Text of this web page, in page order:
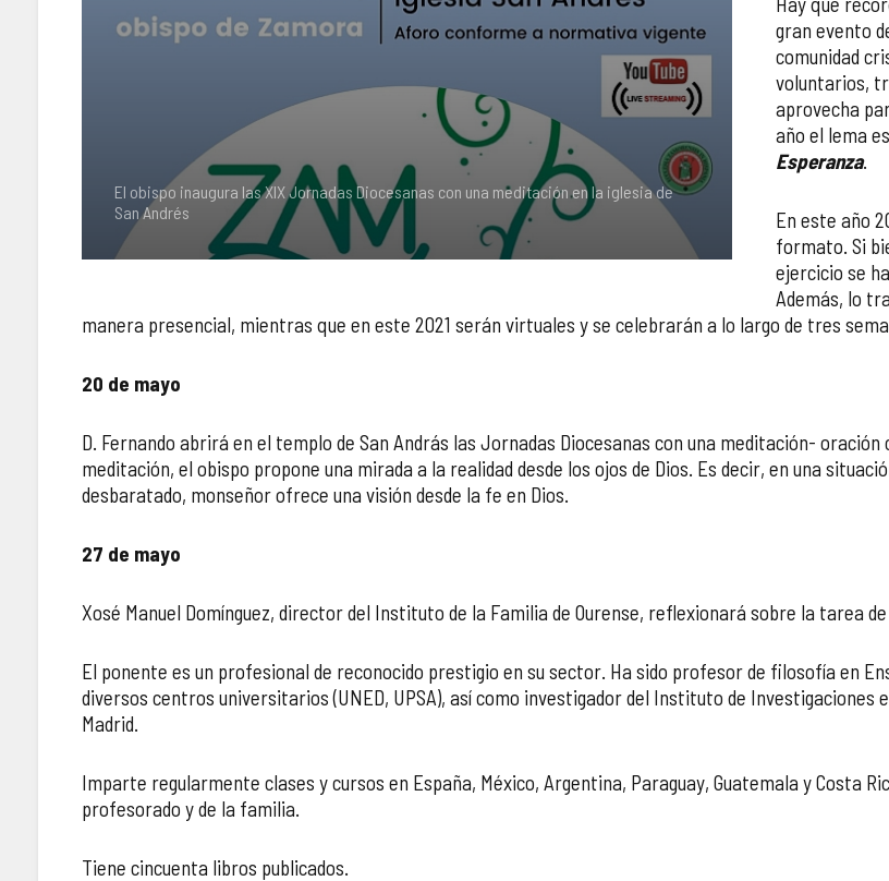
El obispo inaugura las XIX Jornadas Diocesanas con una meditación en la iglesia de
San Andrés
gran evento
comunidad
voluntarios,
aprovecha
año el lema
Esperanza.
En este año
formato. Si
ejercicio se
Además, lo
manera presencial, mientras que en este 2021 serán virtuales y se celebrarán a lo largo de tres
20 de mayo
D. Fernando abrirá en el templo de San András las Jornadas Diocesanas con una meditación-
meditación, el obispo propone una mirada a la realidad desde los ojos de Dios. Es decir, en una
desbaratado, monseñor ofrece una visión desde la fe en Dios.
27 de mayo
Xosé Manuel Domínguez, director del Instituto de la Familia de Ourense, reflexionará sobre la tarea de
El ponente es un profesional de reconocido prestigio en su sector. Ha sido profesor de filosofía en
diversos centros universitarios (UNED, UPSA), así como investigador del Instituto de Investigaciones
Madrid.
Imparte regularmente clases y cursos en España, México, Argentina, Paraguay, Guatemala y Costa
profesorado y de la familia.
Tiene cincuenta libros publicados.